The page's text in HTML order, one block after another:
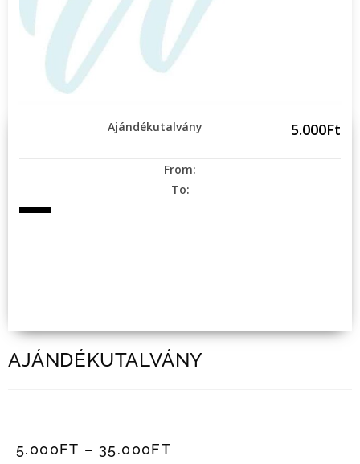
Ajándékutalvány 5.000Ft
From:
To:
AJÁNDÉKUTALVÁNY
5.000FT – 35.000FT